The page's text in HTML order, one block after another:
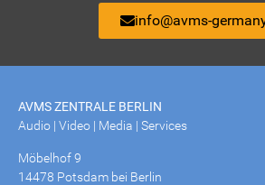
info@avms-
AVMS ZENTRALE BERLIN
Audio | Video | Media | Services
Möbelhof 9
14478 Potsdam bei Berlin